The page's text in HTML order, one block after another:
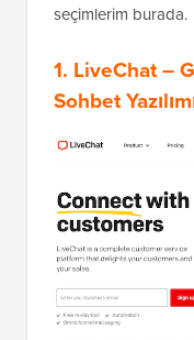
seçimlerim burada.
1. LiveChat–
Sohbet